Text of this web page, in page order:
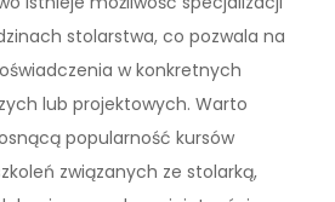
stolarstwa, co pozwala na
w konkretnych
lub projektowych. Warto
popularność kursów
związanych ze stolarką,